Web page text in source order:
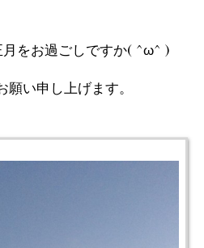
をお過ごしですか( ^ω^ )
い申し上げます。